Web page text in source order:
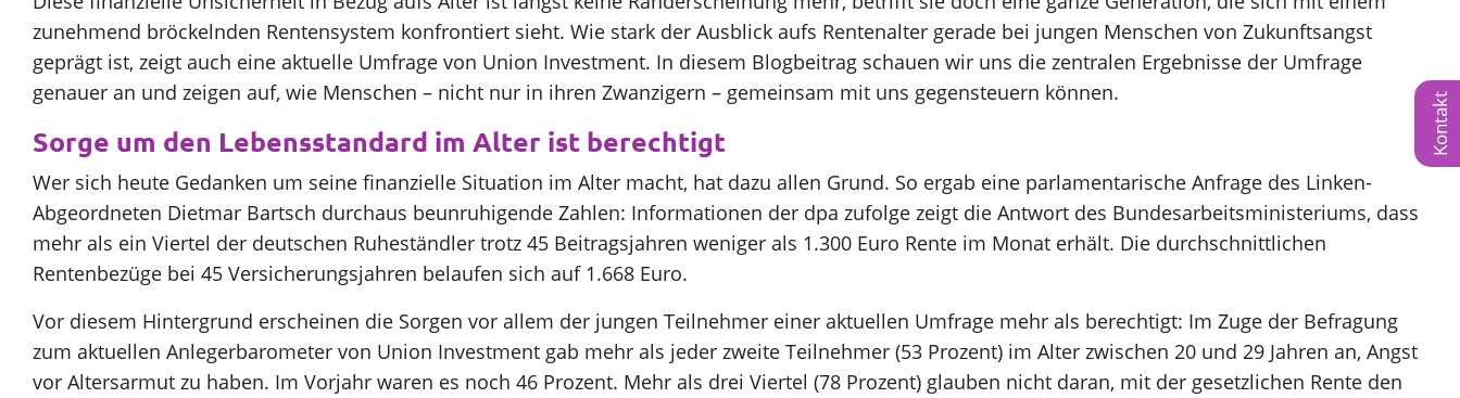
zunehmend bröckelnden Rentensystem konfrontiert sieht. Wie stark der Ausblick aufs Rentenalter gerade bei jungen Menschen von Zukunftsangst
geprägt ist, zeigt auch eine aktuelle Umfrage von Union Investment. In diesem Blogbeitrag schauen wir uns die zentralen Ergebnisse der Umfrage
genauer an und zeigen auf, wie Menschen – nicht nur in ihren Zwanzigern – gemeinsam mit uns gegensteuern können.
Sorge um den Lebensstandard im Alter ist berechtigt
Wer sich heute Gedanken um seine finanzielle Situation im Alter macht, hat dazu allen Grund. So ergab eine parlamentarische Anfrage des Linken-
Abgeordneten Dietmar Bartsch durchaus beunruhigende Zahlen: Informationen der dpa zufolge zeigt die Antwort des Bundesarbeitsministeriums, dass
mehr als ein Viertel der deutschen Ruheständler trotz 45 Beitragsjahren weniger als 1.300 Euro Rente im Monat erhält. Die durchschnittlichen
Rentenbezüge bei 45 Versicherungsjahren belaufen sich auf 1.668 Euro.
Vor diesem Hintergrund erscheinen die Sorgen vor allem der jungen Teilnehmer einer aktuellen Umfrage mehr als berechtigt: Im Zuge der Befragung
zum aktuellen Anlegerbarometer von Union Investment gab mehr als jeder zweite Teilnehmer (53 Prozent) im Alter zwischen 20 und 29 Jahren an, Angst
vor Altersarmut zu haben. Im Vorjahr waren es noch 46 Prozent. Mehr als drei Viertel (78 Prozent) glauben nicht daran, mit der gesetzlichen Rente den
Kontakt